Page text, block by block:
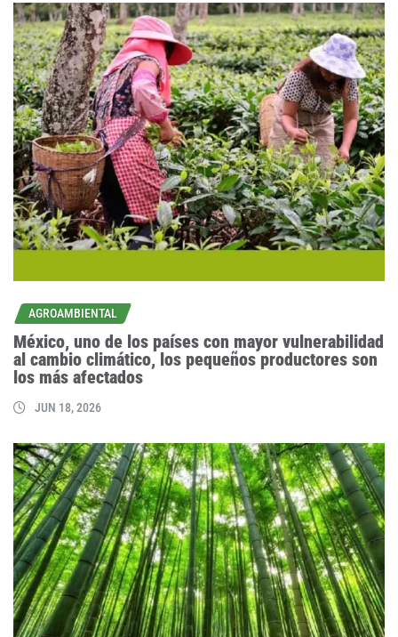
AGROAMBIENTAL
México, uno de los países con mayor vulnerabilidad
al cambio climático, los pequeños productores son
los más afectados
JUN 18, 2026